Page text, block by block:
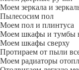
Моем зеркала и
Пылесосим пол
Моем пол и плинтуса
Моем шкафы и тумбы
Моем шкафы сверху
Протираем от пыли
Моем радиаторы